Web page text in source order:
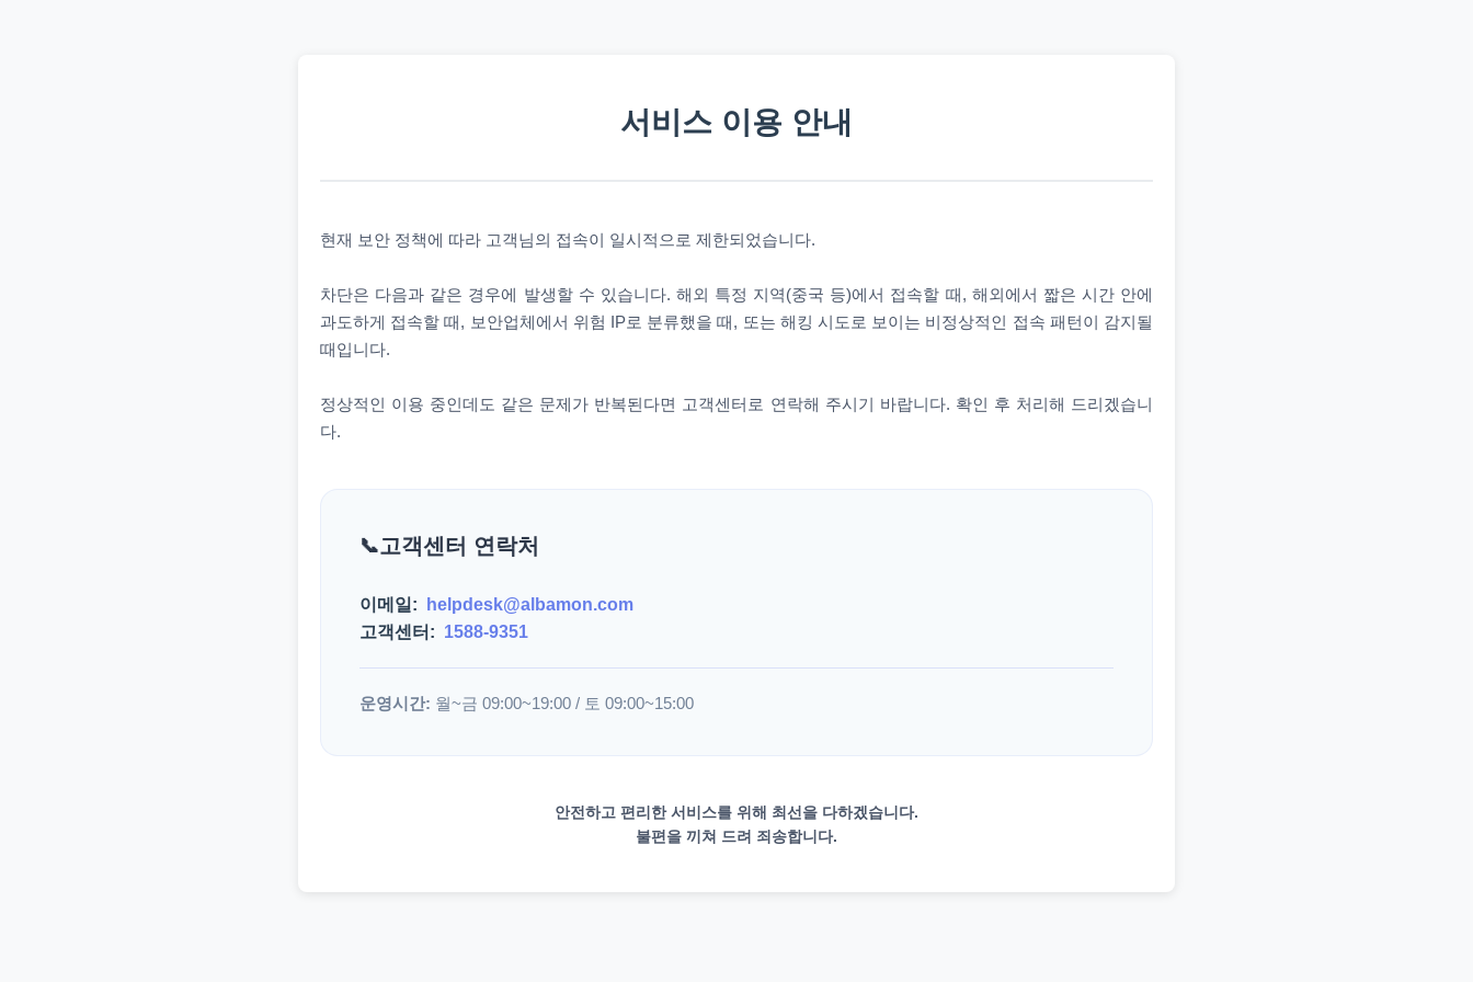
서비스 이용 안내
현재 보안 정책에 따라 고객님의 접속이 일시적으로 제한되었습니다.
차단은 다음과 같은 경우에 발생할 수 있습니다. 해외 특정 지역(중국 등)에서 접속할 때, 해외에서 짧은 시간 안에
과도하게 접속할 때, 보안업체에서 위험 IP로 분류했을 때, 또는 해킹 시도로 보이는 비정상적인 접속 패턴이 감지될
때입니다.
정상적인 이용 중인데도 같은 문제가 반복된다면 고객센터로 연락해 주시기 바랍니다. 확인 후 처리해 드리겠습니
다.
고객센터 연락처
이메일:
helpdesk@albamon.com
고객센터: 1588-9351
운영시간: 월~금 09:00~19:00 / 토 09:00~15:00
안전하고 편리한 서비스를 위해 최선을 다하겠습니다.
불편을 끼쳐 드려 죄송합니다.